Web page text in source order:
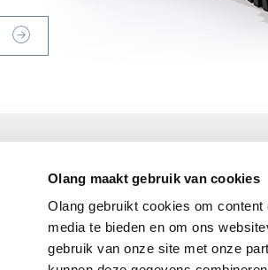
Olang maakt gebruik van cookies
Olang gebruikt cookies om
media te bieden en om ons
gebruik van onze site met onze
HOME DAMES